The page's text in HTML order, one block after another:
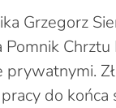
Grzegorz
do